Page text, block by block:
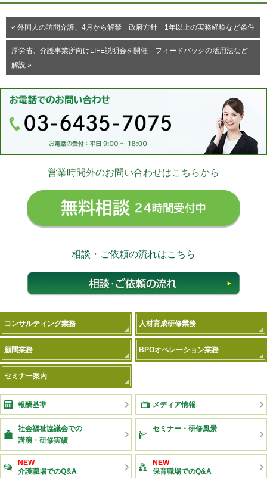
« 外国人の訪問介護、4月から解禁 政府方針 1年以上の実務経験など条件
厚労省、介護事業所向けLIFE説明会を開催 フィードバックの活用法など
解説 »
営業時間外のお問い合わせはこちらから
相談・ご依頼の流れはこちら
コンサルティング業務 人材育成研修業務
顧問業務 BPOオペレーション業務
セミナー案内
報酬基準 メディア情報
社会福祉協議会での
講演・研修実績
セミナー・研修風景
NEW
介護職場でのQ&A
NEW
保育職場でのQ&A